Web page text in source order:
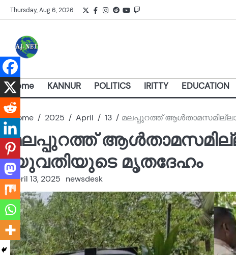
Skip
to
Thursday, Aug 6, 2026 Twitter
Facebook
Instagram
RedditYouTube
Twitch
Home KANNUR POLITICS IRITTY EDUCATION
Home 2025 April 13 മലപ്പുറത്ത്
മലപ്പുറത്ത്
യുവതിയുടെ മൃതദേഹം
April 13, 2025 newsdesk